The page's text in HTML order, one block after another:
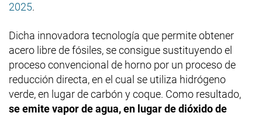
2025.
Dicha innovadora tecnología que permite obtener
acero libre de fósiles, se consigue sustituyendo el
proceso convencional de horno por un proceso de
reducción directa, en el cual se utiliza hidrógeno
verde, en lugar de carbón y coque. Como resultado,
se emite vapor de agua, en lugar de dióxido de